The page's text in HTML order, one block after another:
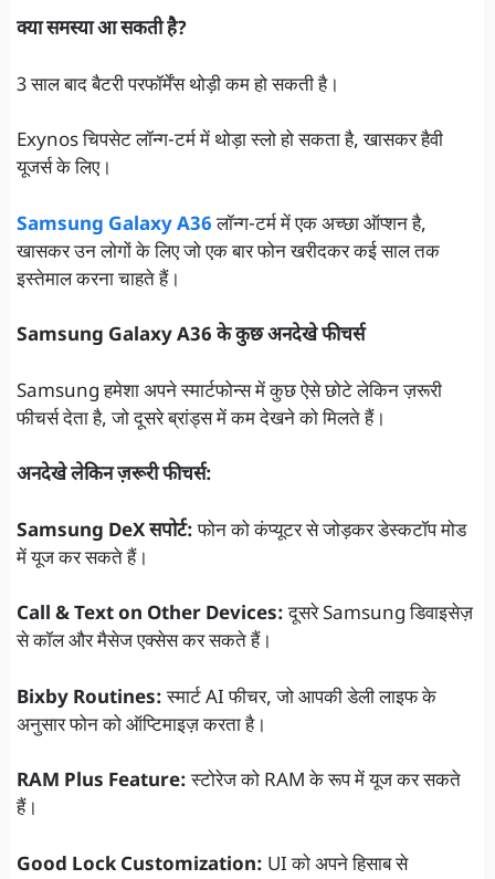
क्या समस्या आ सकती है?
3 साल बाद बैटरी परफॉर्मेंस थोड़ी कम हो सकती है।
Exynos चिपसेट लॉन्ग-टर्म में थोड़ा स्लो हो सकता है, खासकर हैवी
यूजर्स के लिए।
Samsung Galaxy A36 लॉन्ग-टर्म में एक अच्छा ऑप्शन है,
खासकर उन लोगों के लिए जो एक बार फोन खरीदकर कई साल तक
इस्तेमाल करना चाहते हैं।
Samsung Galaxy A36 के कुछ अनदेखे फीचर्स
Samsung हमेशा अपने स्मार्टफोन्स में कुछ ऐसे छोटे लेकिन ज़रूरी
फीचर्स देता है, जो दूसरे ब्रांड्स में कम देखने को मिलते हैं।
अनदेखे लेकिन ज़रूरी फीचर्स:
Samsung DeX सपोर्ट:फोन को कंप्यूटर से जोड़कर डेस्कटॉप मोड
में यूज कर सकते हैं।
Call & Text on Other Devices:दूसरे Samsung डिवाइसेज़
से कॉल और मैसेज एक्सेस कर सकते हैं।
Bixby Routines:स्मार्ट AI फीचर, जो आपकी डेली लाइफ के
अनुसार फोन को ऑप्टिमाइज़ करता है।
RAM Plus Feature:स्टोरेज को RAM के रूप में यूज कर सकते
हैं।
Good Lock Customization: UI को अपने हिसाब से